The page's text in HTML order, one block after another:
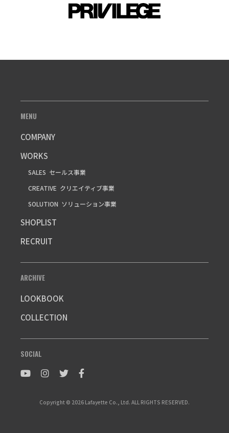
MENU
COMPANY
WORKS
SALES セールス事業
CREATIVE クリエイティブ事業
SOLUTION ソリューション事業
SHOPLIST
RECRUIT
ARCHIVE
LOOKBOOK
COLLECTION
SOCIAL
Copyright © 2026 Lafayette Co., Ltd. ALL RIGHTS RESERVED.